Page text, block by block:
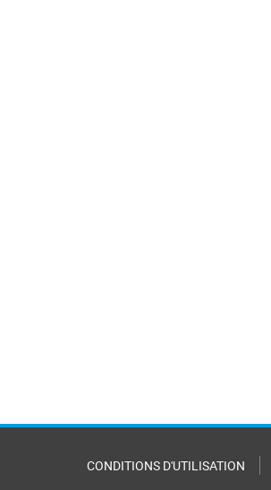
CONDITIONS D'UTILISATION